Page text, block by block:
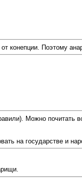
конепции. Поэтому
Можно почитать
на государстве и